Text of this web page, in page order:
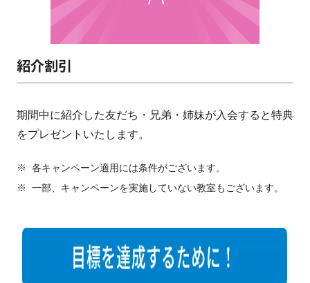
紹介割引
期間中に紹介した友だち・兄弟・姉妹が入会すると特典
をプレゼントいたします。
※
各キャンペーン適用には条件がございます。
※
一部、キャンペーンを実施していない教室もございます。